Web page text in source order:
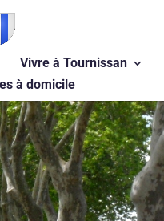
Vivre à Tournissan
à domicile